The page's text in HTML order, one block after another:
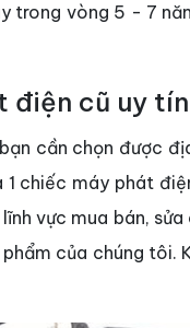
trong vòng 5 - 7
cũ uy
cần chọn được
chiếc máy phát
vực mua bán,
của chúng tôi.